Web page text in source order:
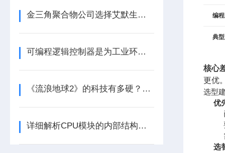
金三角聚合物公司选择艾默生为其新建工厂提供设备数字自动化技术以及软件
可编程逻辑控制器是为工业环境设计的数字运算控制系统
《流浪地球2》的科技有多硬？工业移动机器人首登大银幕
详细解析CPU模块的内部结构及其功能
编
典
核心
更优
选型
优
选